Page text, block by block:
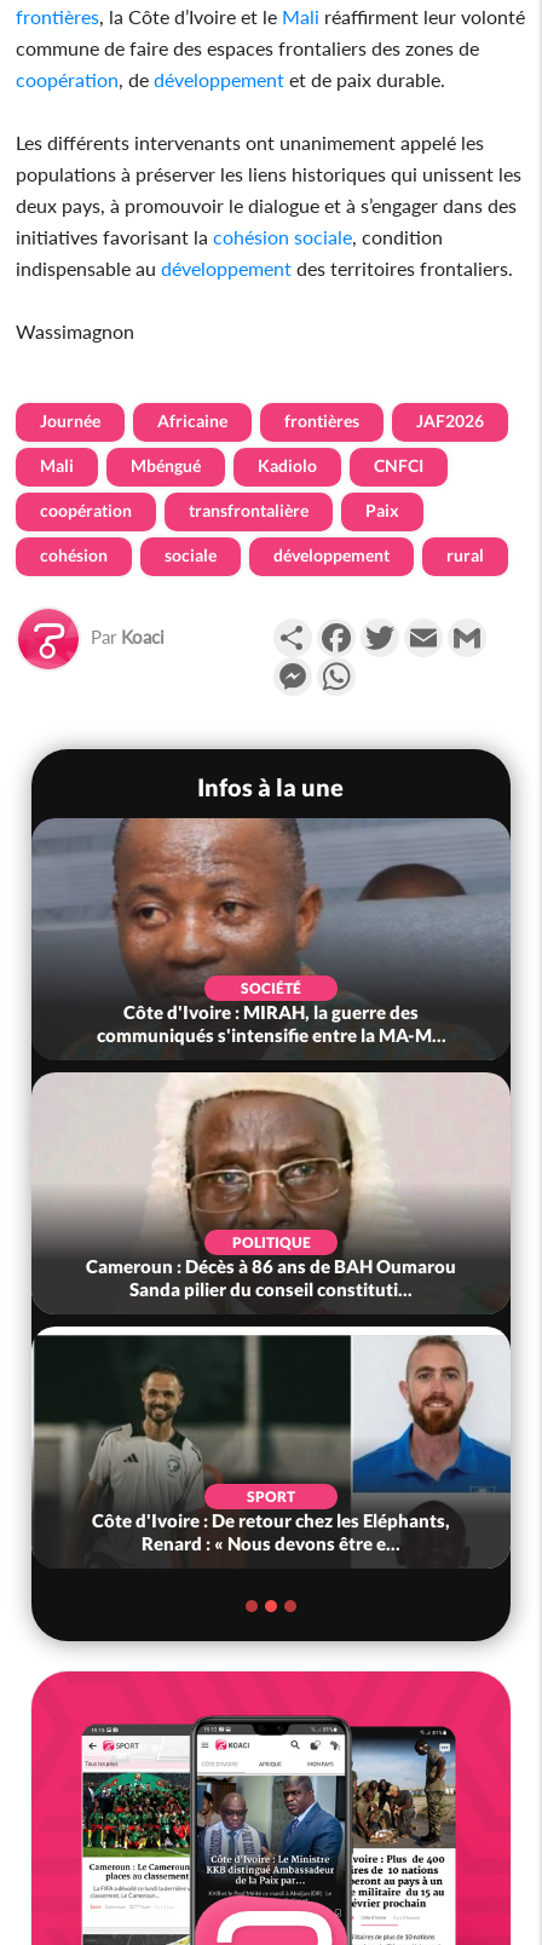
frontières , la Côte d’Ivoire et le Mali réaffirment leur volonté
commune de faire des espaces frontaliers des zones de
coopération , de développement et de paix durable.
Les différents intervenants ont unanimement appelé les
populations à préserver les liens historiques qui unissent les
deux pays, à promouvoir le dialogue et à s’engager dans des
initiatives favorisant la cohésion sociale , condition
indispensable au développement des territoires frontaliers.
Wassimagnon
Journée Africaine frontières JAF2026
Mali Mbéngué Kadiolo CNFCI
coopération transfrontalière Paix
cohésion sociale développement rural
Par Koaci PartagerFacebookTwitterEmail
Messenger
Infos à la une
POLITIQUE
Côte d'Ivoire : Après le pari réussi du 66e
anniversaire, Adama Bictogo : «...
POLITIQUE
Bénin : L'ancien président Patrice Talon élu à
tête du Sénat
POLITIQUE
Ghana : Kenneth Adjei nommé ministre de
Défense, Zanetor A-Rawlings à l...